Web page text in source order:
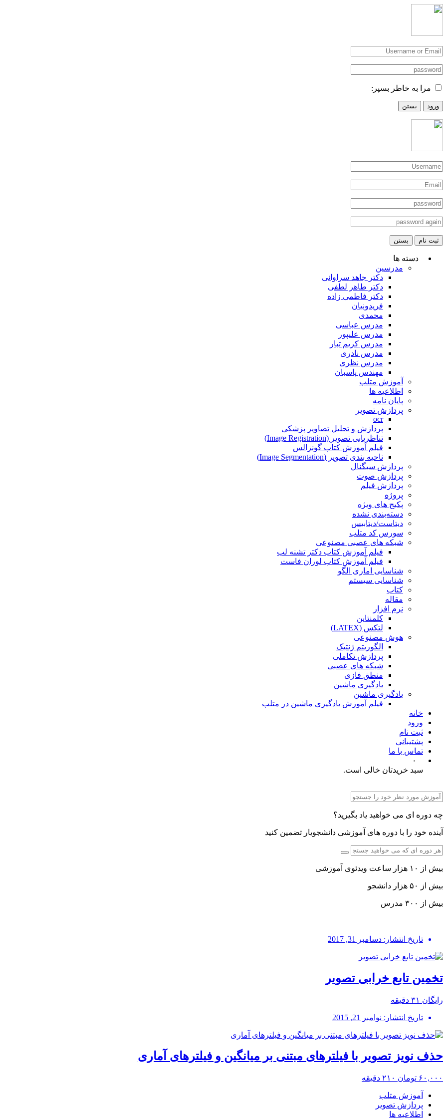
مرا به خاطر بسپر:
ورود بستن
ثبت نام بستن
دسته ها
مدرسین
دکتر جاهد سراوانی
دکتر طاهر لطفی
دکتر فاطمی زاده
فریدونیان
محمدی
مدرس عباسی
مدرس علیپور
مدرس کریم تبار
مدرس نادری
مدرس نظری
مهندس پاسبان
آموزش متلب
اطلاعیه ها
پایان نامه
پردازش تصویر
ocr
پردازش و تحلیل تصاویر پزشکی
تناظریابی تصویر (Image Registration)
فیلم آموزش کتاب گونزالس
ناحیه بندی تصویر (Image Segmentation)
پردازش سیگنال
پردازش صوت
پردازش فیلم
پروژه
پکیج های ویژه
دسته‌بندی نشده
دیتاست/دیتابیس
سورس کد متلب
شبکه های عصبی مصنوعی
فیلم آموزش کتاب دکتر تشنه لب
فیلم آموزش کتاب لوران فاست
شناسایی اماری الگو
شناسایی سیستم
کتاب
مقاله
نرم افزار
کلمنتاین
لتکس (LATEX)
هوش مصنوعی
الگوریتم ژنتیک
پردازش تکاملی
شبکه های عصبی
منطق فازی
یادگیری ماشین
یادگیری ماشین
فیلم آموزش یادگیری ماشین در متلب
خانه
ورود
ثبت نام
پشتیبانی
تماس با ما
۰
سبد خریدتان خالی است.
چه دوره ای می خواهید یاد بگیرید؟
آینده خود را با دوره های آموزشی دانشجویار تضمین کنید
بیش از ۱۰ هزار ساعت ویدئوی آموزشی
بیش از ۵۰ هزار دانشجو
بیش از ۳۰۰ مدرس
تاریخ انتشار: دسامبر 31, 2017
تخمین تابع خرابی تصویر
رایگان ۳۱ دقیقه
تاریخ انتشار: نوامبر 21, 2015
حذف نویز تصویر با فیلترهای مبتنی بر میانگین و فیلترهای آماری
۶۰,۰۰۰ تومان ۲۱۰ دقیقه
آموزش متلب
پردازش تصویر
اطلاعیه ها